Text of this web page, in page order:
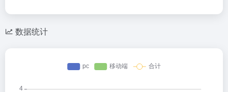
数据统计